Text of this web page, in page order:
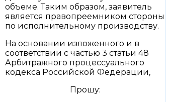
объеме. Таким образом, заявитель
является правопреемником стороны
по исполнительному производству.
На основании изложенного и в
соответствии с частью 3 статьи 48
Арбитражного процессуального
кодекса Российской Федерации,
Прошу: